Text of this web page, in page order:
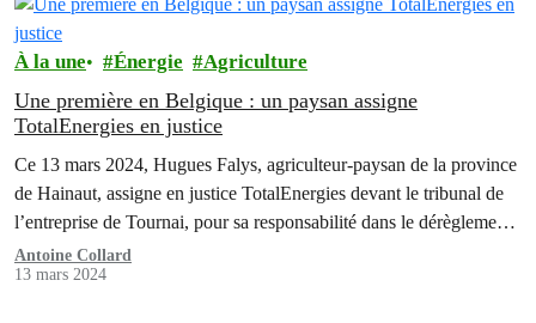
commune (PAC). Les député·es décideront aujourd'hui d'accélérer
ou non le projet de la…
À la une Énergie Agriculture
Une première en Belgique : un paysan assigne
TotalEnergies en justice
Ce 13 mars 2024, Hugues Falys, agriculteur-paysan de la province
de Hainaut, assigne en justice TotalEnergies devant le tribunal de
l’entreprise de Tournai, pour sa responsabilité dans le dérèglement
climatique. Les événements climatiques extrêmes qui ont frappé sa
ferme ces dernières années lui ont causé des dommages importants,
Antoine Collard
13 mars 2024